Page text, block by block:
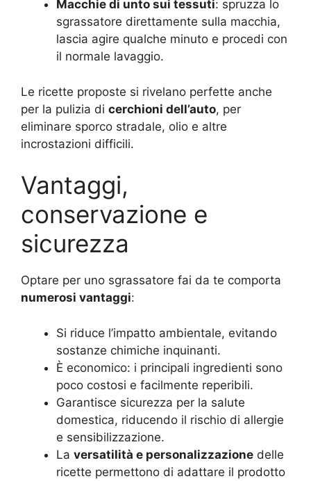
Macchie di unto sui tessuti: spruzza lo
sgrassatore direttamente sulla macchia,
lascia agire qualche minuto e procedi con
il normale lavaggio.
Le ricette proposte si rivelano perfette anche
per la pulizia di cerchioni dell’auto, per
eliminare sporco stradale, olio e altre
incrostazioni difficili.
Vantaggi,
conservazione e
sicurezza
Optare per uno sgrassatore fai da te comporta
numerosi vantaggi:
Si riduce l’impatto ambientale, evitando
sostanze chimiche inquinanti.
È economico: i principali ingredienti sono
poco costosi e facilmente reperibili.
Garantisce sicurezza per la salute
domestica, riducendo il rischio di allergie
e sensibilizzazione.
La versatilità e personalizzazione delle
ricette permettono di adattare il prodotto